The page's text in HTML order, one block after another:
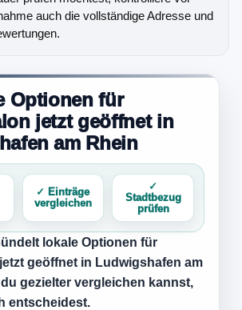
auch die vollständige Adresse und
Optionen für
jetzt geöffnet in
am Rhein
✓ Einträge
vergleichen
✓
Stadtbezug
prüfen
lokale Optionen für
geöffnet in Ludwigshafen am
gezielter vergleichen kannst,
entscheidest.